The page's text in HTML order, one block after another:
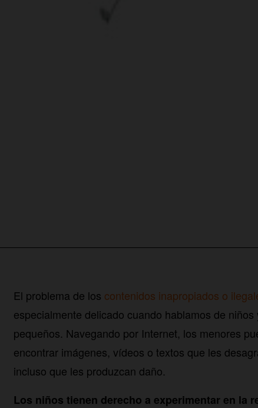
El problema de los contenidos inapropiados o
especialmente delicado cuando hablamos de niños
pequeños. Navegando por Internet, los menores
encontrar imágenes, vídeos o textos que les
incluso que les produzcan daño.
Los niños tienen derecho a experimentar en la